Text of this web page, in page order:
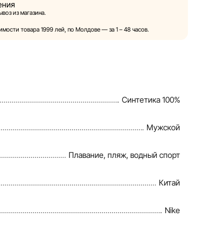
право в одностороннем порядке и без
вносить изменения в описания, характеристики
Изображения, представленные на сайте,
уведомления.
и обновляет информацию на сайте, чтобы
из магазина.
товара 1999 лей, по Молдове — за 1 – 48 часов.
Синтетика 100%
Мужской
Плавание, пляж, водный спорт
Китай
Nike